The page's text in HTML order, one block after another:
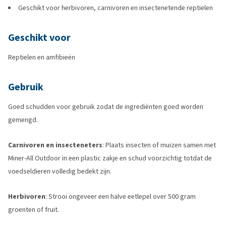
Geschikt voor herbivoren, carnivoren en insectenetende reptielen
Geschikt voor
Reptielen en amfibieën
Gebruik
Goed schudden voor gebruik zodat de ingrediënten goed worden
gemengd.
Carnivoren en insecteneters: Plaats insecten of muizen samen met
Miner-All Outdoor in een plastic zakje en schud voorzichtig totdat de
voedseldieren volledig bedekt zijn.
Herbivoren: Strooi ongeveer een halve eetlepel over 500 gram
groenten of fruit.